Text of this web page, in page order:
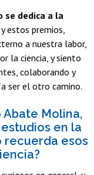
se dedica a la
, y estos premios,
a nuestra labor,
la ciencia, y siento
colaborando y
ser el otro camino.
Molina,
en la
recuerda esos